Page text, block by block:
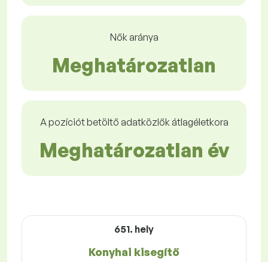
Nők aránya
Meghatározatlan
A pozíciót betöltő adatközlők átlagéletkora
Meghatározatlan év
651. hely
Konyhai kisegítő